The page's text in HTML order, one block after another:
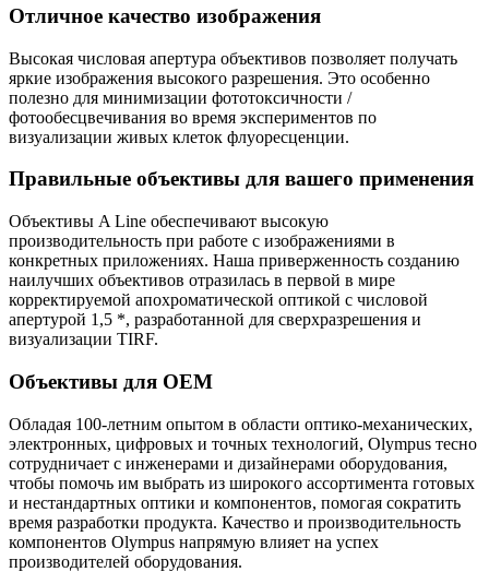
Отличное качество изображения
Высокая числовая апертура объективов позволяет получать
яркие изображения высокого разрешения. Это особенно
полезно для минимизации фототоксичности /
фотообесцвечивания во время экспериментов по
визуализации живых клеток флуоресценции.
Правильные объективы для вашего применения
Объективы A Line обеспечивают высокую
производительность при работе с изображениями в
конкретных приложениях. Наша приверженность созданию
наилучших объективов отразилась в первой в мире
корректируемой апохроматической оптикой с числовой
апертурой 1,5 *, разработанной для сверхразрешения и
визуализации TIRF.
Объективы для OEM
Обладая 100-летним опытом в области оптико-механических,
электронных, цифровых и точных технологий, Olympus тесно
сотрудничает с инженерами и дизайнерами оборудования,
чтобы помочь им выбрать из широкого ассортимента готовых
и нестандартных оптики и компонентов, помогая сократить
время разработки продукта. Качество и производительность
компонентов Olympus напрямую влияет на успех
производителей оборудования.